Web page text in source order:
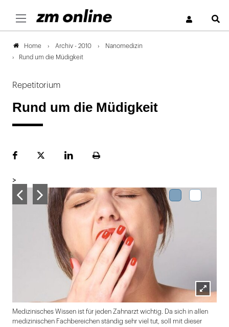
Home Archiv - 2010
Nanomedizin
Rund um die Müdigkeit
Repetitorium
Rund um die Müdigkeit
FacebookPlattformLinekdInSeite
>
Lightbox
öffnen
Medizinisches Wissen ist für jeden Zahnarzt wichtig. Da sich in allen
medizinischen Fachbereichen ständig sehr viel tut, soll mit dieser